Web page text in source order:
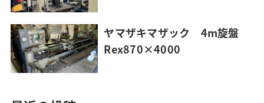
ヤマザキマザック 4m旋盤
Rex870×4000